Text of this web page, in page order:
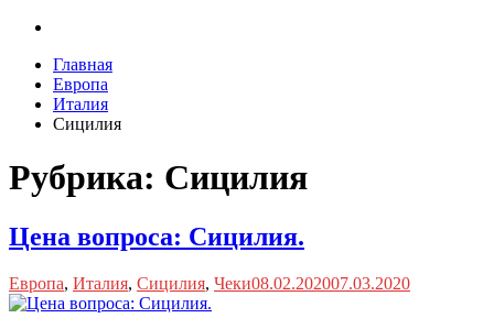
Главная
Европа
Италия
Сицилия
Рубрика: Сицилия
Цена вопроса: Сицилия.
Европа, Италия, Сицилия, Чеки08.02.202007.03.2020